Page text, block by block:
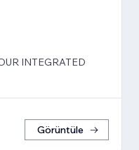
INTEGRATED
Görüntüle